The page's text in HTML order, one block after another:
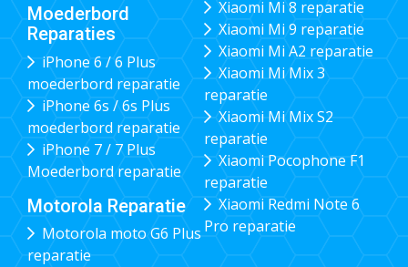
Moederbord
Reparaties
iPhone 6 / 6 Plus
moederbord reparatie
iPhone 6s / 6s Plus
moederbord reparatie
iPhone 7 / 7 Plus
Moederbord reparatie
Motorola Reparatie
Motorola moto G6 Plus
reparatie
Xiaomi Mi 8 reparatie
Xiaomi Mi 9 reparatie
Xiaomi Mi A2 reparatie
Xiaomi Mi Mix 3
reparatie
Xiaomi Mi Mix S2
reparatie
Xiaomi Pocophone F1
reparatie
Xiaomi Redmi Note 6
Pro reparatie